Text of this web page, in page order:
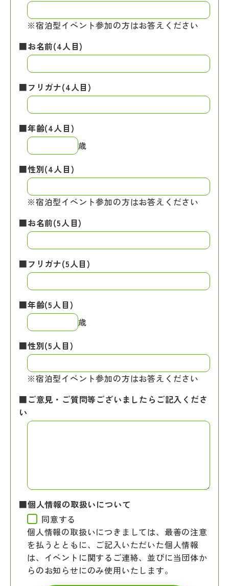
※宿泊型イベント参加の方はお答えください
■お名前(4人目)
■フリガナ(4人目)
■年齢(4人目)
歳
■性別(4人目)
※宿泊型イベント参加の方はお答えください
■お名前(5人目)
■フリガナ(5人目)
■年齢(5人目)
歳
■性別(5人目)
※宿泊型イベント参加の方はお答えください
■ご意見・ご質問等ございましたらご記入くださ
い
■個人情報の取扱いについて
同意する
個人情報の取扱いにつきましては、最善の注意
を払うとともに、ご記入いただいた個人情報
は、イベントに関するご連絡、並びに当団体か
らのお知らせにのみ使用いたします。